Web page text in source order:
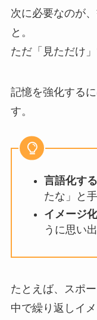
次に必要なのが
と。
ただ「見ただけ
記憶を強化する
す。
言語化する
たな」と
イメージ
うに思い
たとえば、スポ
中で繰り返しイ